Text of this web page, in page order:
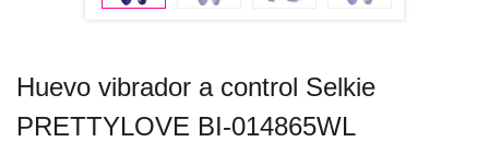
Huevo vibrador a control Selkie
PRETTYLOVE BI-014865WL